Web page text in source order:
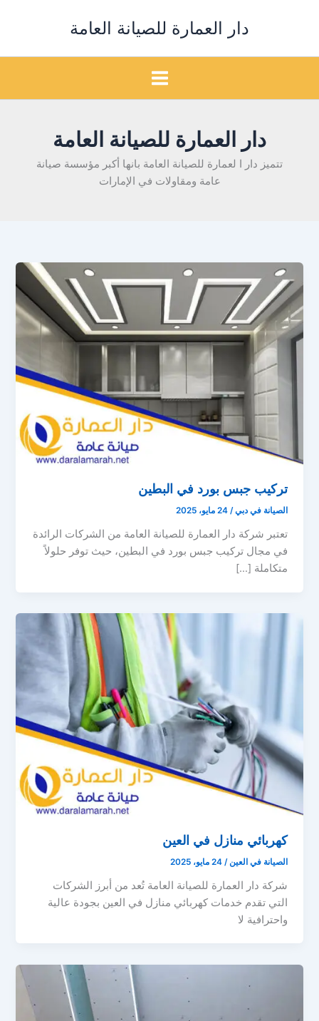
دار العمارة للصيانة العامة
دار العمارة للصيانة العامة
تتميز دار ا لعمارة للصيانة العامة بانها أكبر مؤسسة صيانة
عامة ومقاولات في الإمارات
تركيب جبس بورد في البطين
الصيانة في دبي/24 مايو، 2025
تعتبر شركة دار العمارة للصيانة العامة من الشركات الرائدة
في مجال تركيب جبس بورد في البطين، حيث توفر حلولاً
متكاملة […]
كهربائي منازل في العين
الصيانة في العين /24 مايو، 2025
شركة دار العمارة للصيانة العامة تُعد من أبرز الشركات
التي تقدم خدمات كهربائي منازل في العين بجودة عالية
واحترافية لا